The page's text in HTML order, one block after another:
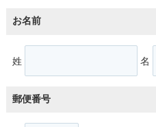
お名前
姓 名
郵便番号